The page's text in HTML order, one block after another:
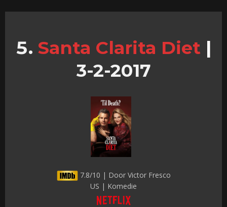
Santa Clarita Diet |
3-2-2017
7.8/10 | Door Victor Fresco
US | Komedie